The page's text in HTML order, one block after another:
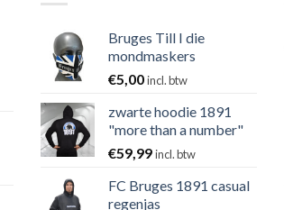
Bruges Till I die
mondmaskers
€5,00incl. btw
zwarte hoodie 1891
"more than a number"
€59,99incl. btw
FC Bruges 1891 casual
regenjas